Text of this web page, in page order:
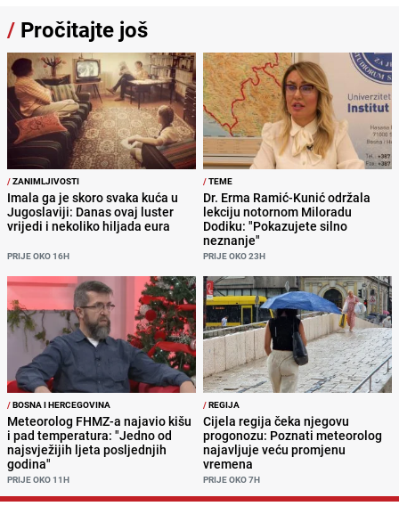
/ Pročitajte još
/ZANIMLJIVOSTI
Imala ga je skoro svaka kuća u
Jugoslaviji: Danas ovaj luster
vrijedi i nekoliko hiljada eura
PRIJE OKO 16H
/TEME
Dr. Erma Ramić-Kunić održala
lekciju notornom Miloradu
Dodiku: "Pokazujete silno
neznanje"
PRIJE OKO 23H
/BOSNA I HERCEGOVINA
Meteorolog FHMZ-a najavio kišu
i pad temperatura: "Jedno od
najsvježijih ljeta posljednjih
godina"
PRIJE OKO 11H
/REGIJA
Cijela regija čeka njegovu
progonozu: Poznati meteorolog
najavljuje veću promjenu
vremena
PRIJE OKO 7H